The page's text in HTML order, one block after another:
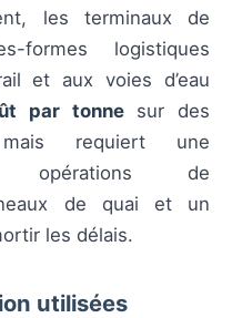
les terminaux de
formes logistiques
et aux voies d’eau
par tonnesur des
requiert une
opérations de
de quai et un
les délais.
utilisées